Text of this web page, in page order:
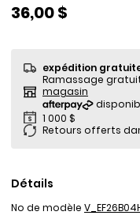
36,00 $
expédition
Ramassage
magasin
Retours offerts
Détails
No de modèle